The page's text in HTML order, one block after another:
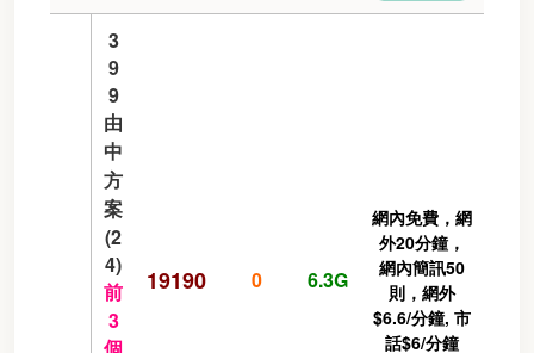
3
9
9
由
中
方
案
(2
4)
前
3
19190 0 6.3G
網內免費，網
外20分鐘，
網內簡訊50
則，網外
$6.6/分鐘, 市
話$6/分鐘